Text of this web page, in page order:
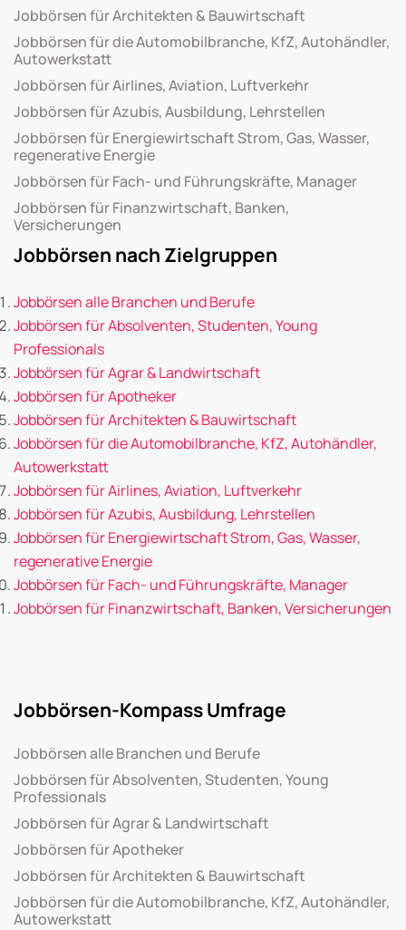
Jobbörsen für Architekten & Bauwirtschaft
Jobbörsen für die Automobilbranche, KfZ, Autohändler,
Autowerkstatt
Jobbörsen für Airlines, Aviation, Luftverkehr
Jobbörsen für Azubis, Ausbildung, Lehrstellen
Jobbörsen für Energiewirtschaft Strom, Gas, Wasser,
regenerative Energie
Jobbörsen für Fach- und Führungskräfte, Manager
Jobbörsen für Finanzwirtschaft, Banken,
Versicherungen
Jobbörsen nach Zielgruppen
Jobbörsen alle Branchen und Berufe
Jobbörsen für Absolventen, Studenten, Young
Professionals
Jobbörsen für Agrar & Landwirtschaft
Jobbörsen für Apotheker
Jobbörsen für Architekten & Bauwirtschaft
Jobbörsen für die Automobilbranche, KfZ, Autohändler,
Autowerkstatt
Jobbörsen für Airlines, Aviation, Luftverkehr
Jobbörsen für Azubis, Ausbildung, Lehrstellen
Jobbörsen für Energiewirtschaft Strom, Gas, Wasser,
regenerative Energie
Jobbörsen für Fach- und Führungskräfte, Manager
Jobbörsen für Finanzwirtschaft, Banken, Versicherungen
Jobbörsen-Kompass Umfrage
Jobbörsen alle Branchen und Berufe
Jobbörsen für Absolventen, Studenten, Young
Professionals
Jobbörsen für Agrar & Landwirtschaft
Jobbörsen für Apotheker
Jobbörsen für Architekten & Bauwirtschaft
Jobbörsen für die Automobilbranche, KfZ, Autohändler,
Autowerkstatt